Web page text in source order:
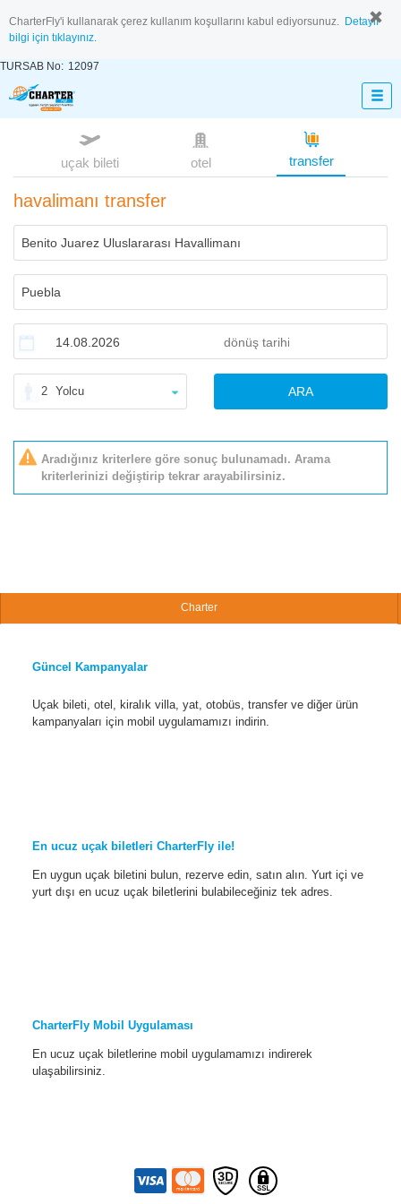
CharterFly'i kullanarak çerez kullanım koşullarını kabul ediyorsunuz. Detaylı
bilgi için tıklayınız.
TURSAB No: 12097
uçak bileti otel transfer
havalimanı transfer
2 Yolcu ARA
Aradığınız kriterlere göre sonuç bulunamadı. Arama
kriterlerinizi değiştirip tekrar arayabilirsiniz.
Charter
Güncel Kampanyalar
Uçak bileti, otel, kiralık villa, yat, otobüs, transfer ve diğer ürün
kampanyaları için mobil uygulamamızı indirin.
En ucuz uçak biletleri CharterFly ile!
En uygun uçak biletini bulun, rezerve edin, satın alın. Yurt içi ve
yurt dışı en ucuz uçak biletlerini bulabileceğiniz tek adres.
CharterFly Mobil Uygulaması
En ucuz uçak biletlerine mobil uygulamamızı indirerek
ulaşabilirsiniz.